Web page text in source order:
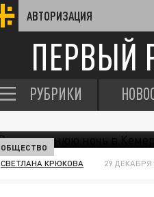
АВТОРИЗАЦИЯ
ПЕРВЫЙ
РУБРИКИ
ОБЩЕСТВО
СВЕТЛАНА КРЮКОВА 29 ДЕКАБРЯ